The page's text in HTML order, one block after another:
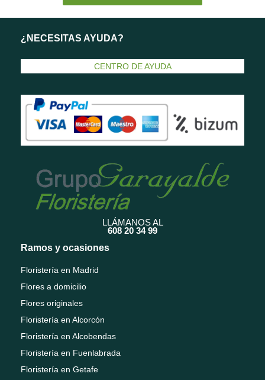
¿NECESITAS AYUDA?
CENTRO DE AYUDA
LLÁMANOS AL
608 20 34 99
Ramos y ocasiones
Floristería en Madrid
Flores a domicilio
Flores originales
Floristería en Alcorcón
Floristería en Alcobendas
Floristería en Fuenlabrada
Floristería en Getafe